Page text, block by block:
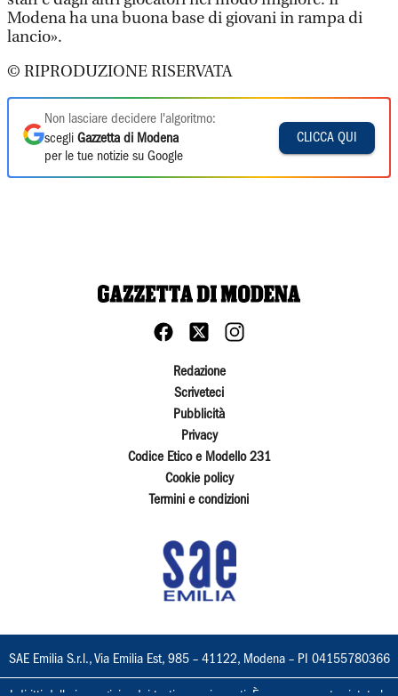
Modena ha una buona base di giovani in rampa di
lancio».
© RIPRODUZIONE RISERVATA
Non lasciare decidere l'algoritmo:
scegli Gazzetta di Modena
per le tue notizie su Google
CLICCA QUI
Redazione
Scriveteci
Pubblicità
Privacy
Codice Etico e Modello 231
Cookie policy
Termini e condizioni
SAE Emilia S.r.l., Via Emilia Est, 985 – 41122, Modena – PI 04155780366